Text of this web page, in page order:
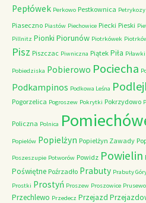
Pepłówek Perkowo Pestkownica Petrykozy
Piaseczno Piastów Piechowice Piecki Pieski
Pillnitz Pionki Piorunów Piotrkówek
Pisz Piszczac Piwniczna Piątek Piła Piławki
Pobiedziska Pobierowo Pociecha
Podkampinos Podkowa Leśna
Pogorzelica Pogroszew Pokrytki Pokrzydowo
Policzna Polnica
Popielów Popielżyn Popielżyn Zawady
Poszeszupie Potworów Powidz Powielin
Poświętne Poźrzadło Prabuty Prabuty
Prostki Prostyń Proszew Proszowice Prusewo
Przechlewo Przedecz Przejazd